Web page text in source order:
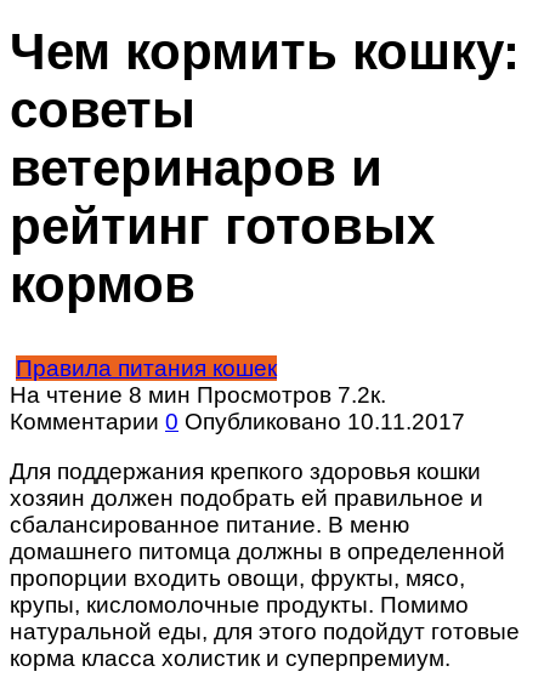
Чем кормить кошку:
советы
ветеринаров и
рейтинг готовых
кормов
Правила питания кошек
На чтение 8 мин Просмотров 7.2к.
Комментарии 0 Опубликовано 10.11.2017
Для поддержания крепкого здоровья кошки
хозяин должен подобрать ей правильное и
сбалансированное питание. В меню
домашнего питомца должны в определенной
пропорции входить овощи, фрукты, мясо,
крупы, кисломолочные продукты. Помимо
натуральной еды, для этого подойдут готовые
корма класса холистик и суперпремиум.